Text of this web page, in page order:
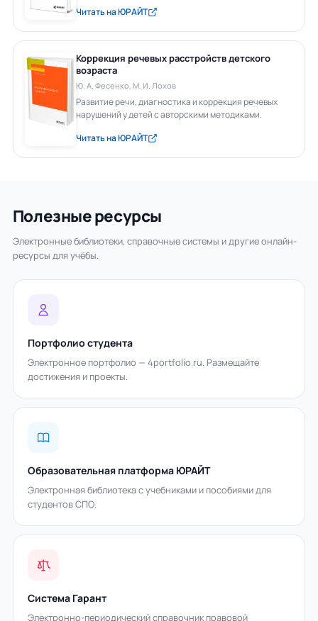
Читать на ЮРАЙТ
Коррекция речевых расстройств детского
возраста
Ю. А. Фесенко, М. И. Лохов
Развитие речи, диагностика и коррекция речевых
нарушений у детей с авторскими методиками.
Читать на ЮРАЙТ
Полезные ресурсы
Электронные библиотеки, справочные системы и другие онлайн-
ресурсы для учёбы.
Портфолио студента
Электронное портфолио — 4portfolio.ru. Размещайте
достижения и проекты.
Образовательная платформа ЮРАЙТ
Электронная библиотека с учебниками и пособиями для
студентов СПО.
Система Гарант
Электронно-периодический справочник правовой